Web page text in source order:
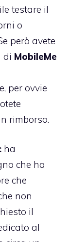
testare il
o
però avete
di MobileMe
per ovvie
rimborso.
ha
che ha
che
non
il
al